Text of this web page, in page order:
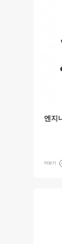
엔지
더보기